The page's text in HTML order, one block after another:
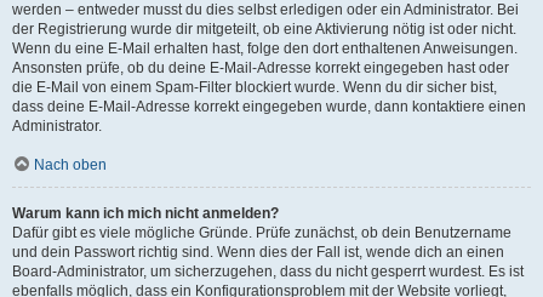
werden – entweder musst du dies selbst erledigen oder ein Administrator. Bei
der Registrierung wurde dir mitgeteilt, ob eine Aktivierung nötig ist oder nicht.
Wenn du eine E-Mail erhalten hast, folge den dort enthaltenen Anweisungen.
Ansonsten prüfe, ob du deine E-Mail-Adresse korrekt eingegeben hast oder
die E-Mail von einem Spam-Filter blockiert wurde. Wenn du dir sicher bist,
dass deine E-Mail-Adresse korrekt eingegeben wurde, dann kontaktiere einen
Administrator.
Nach oben
Warum kann ich mich nicht anmelden?
Dafür gibt es viele mögliche Gründe. Prüfe zunächst, ob dein Benutzername
und dein Passwort richtig sind. Wenn dies der Fall ist, wende dich an einen
Board-Administrator, um sicherzugehen, dass du nicht gesperrt wurdest. Es ist
ebenfalls möglich, dass ein Konfigurationsproblem mit der Website vorliegt,